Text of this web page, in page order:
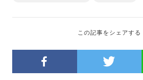
この記事をシェアする